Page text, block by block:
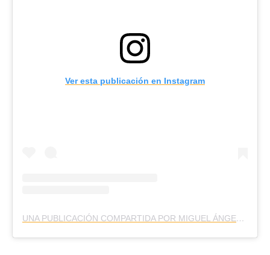
Ver esta publicación en Instagram
UNA PUBLICACIÓN COMPARTIDA POR MIGUEL ÁNGEL LÓPEZ-LÓPEZ (@DONLOPEZLOPEZ)